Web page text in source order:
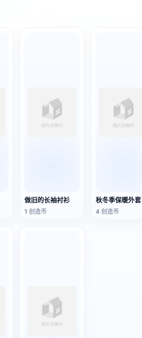
做旧的长袖衬衫
1 创造币
秋冬季保暖外套
4 创造币